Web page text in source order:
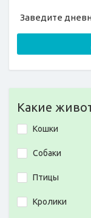
Заведите
Какие
Кошки
Собаки
Птицы
Кролики